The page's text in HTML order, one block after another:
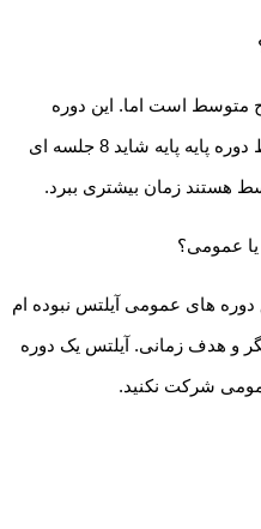
متوسط است اما. این دوره
مناسب تمامی سطوح میباشد و فقط دوره پایه پایه شاید 8 جلسه ای
هستند زمان بیشتری ببرد.
های عمومی آیلتس نبوده ام
و هدف زمانی. آیلتس یک دوره
شرکت نکنید.